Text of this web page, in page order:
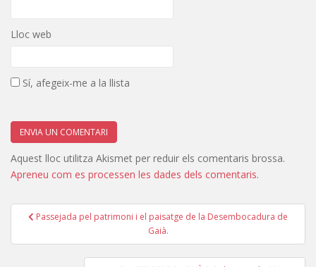
Lloc web
Sí, afegeix-me a la llista
Aquest lloc utilitza Akismet per reduir els comentaris brossa.
Apreneu com es processen les dades dels comentaris.
Navegació
Passejada pel patrimoni i el paisatge de la Desembocadura de
Gaià.